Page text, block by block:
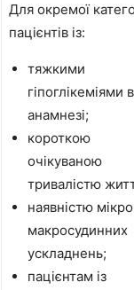
Для окремої
пацієнтів із:
тяжкими
гіпоглікеміями в
анамнезі;
короткою
очікуваною
тривалістю
наявністю
макросудинних
ускладнень;
пацієнтам із